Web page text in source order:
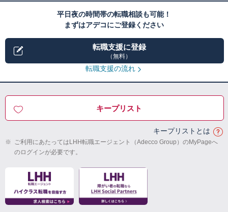
平日夜の時間帯の転職相談も可能！
まずはアデコにご登録ください
転職支援に登録
（無料）
転職支援の流れ
キープリスト
キープリストとは
※ ご利用にあたってはLHH転職エージェント（Adecco Group）のMyPageへ
のログインが必要です。